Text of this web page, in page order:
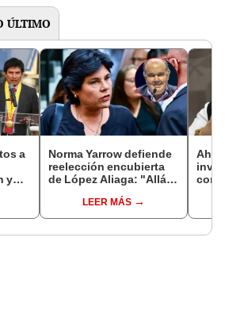
ÚLTIMO
a
y
Norma Yarrow defiende
reelección encubierta
de López Aliaga: "Allá el
sacar la vuelta"
LEER MÁS